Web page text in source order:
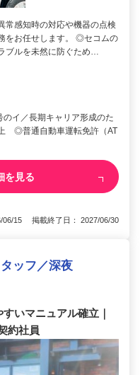
常感知時の対応や機器の点検
をお任せします。 ◎セコムの
ブルを未然に防ぐため…
イ／長期キャリア形成のた
◎普通自動車運転免許（AT
を見る
06/15 掲載終了日： 2027/06/30
ッフ／深夜
いマニュアル確立｜
約社員